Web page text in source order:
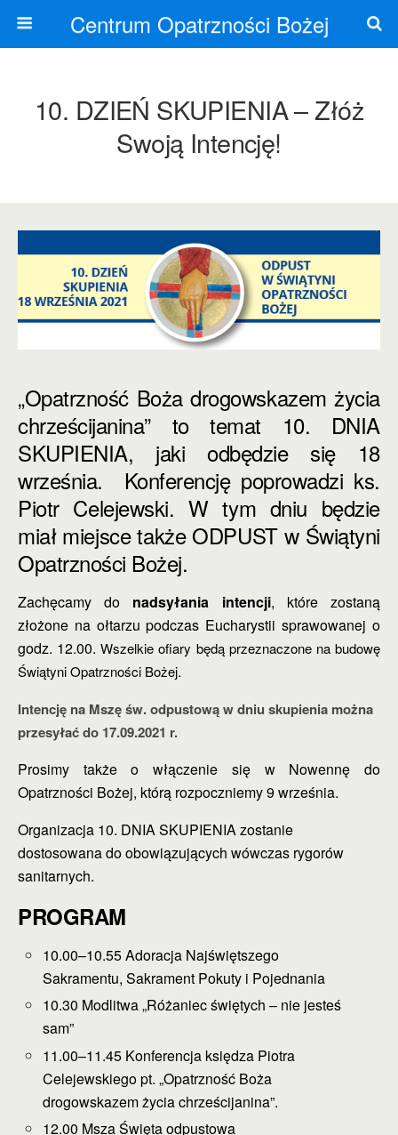
Centrum Opatrzności Bożej
10. DZIEŃ SKUPIENIA – Złóż
Swoją Intencję!
„Opatrzność Boża drogowskazem życia
chrześcijanina” to temat 10. DNIA
SKUPIENIA, jaki odbędzie się 18
września. Konferencję poprowadzi ks.
Piotr Celejewski. W tym dniu będzie
miał miejsce także ODPUST w Świątyni
Opatrzności Bożej.
Zachęcamy do nadsyłania intencji, które zostaną
złożone na ołtarzu podczas Eucharystii sprawowanej o
godz. 12.00.Wszelkie ofiary będą przeznaczone na budowę
Świątyni Opatrzności Bożej.
Intencję na Mszę św. odpustową w dniu skupienia można
przesyłać do 17.09.2021 r.
Prosimy także o włączenie się w Nowennę do
Opatrzności Bożej, którą rozpoczniemy 9 września.
Organizacja 10. DNIA SKUPIENIA zostanie
dostosowana do obowiązujących wówczas rygorów
sanitarnych.
PROGRAM
10.00–10.55 Adoracja Najświętszego
Sakramentu, Sakrament Pokuty i Pojednania
10.30 Modlitwa „Różaniec świętych – nie jesteś
sam”
11.00–11.45 Konferencja księdza Piotra
Celejewskiego pt. „Opatrzność Boża
drogowskazem życia chrześcijanina”.
12.00 Msza Święta odpustowa